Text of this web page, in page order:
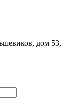
дом 53,